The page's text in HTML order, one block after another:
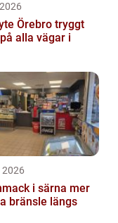
Örebro tryggt
alla vägar i
2026
i särna mer
bränsle längs